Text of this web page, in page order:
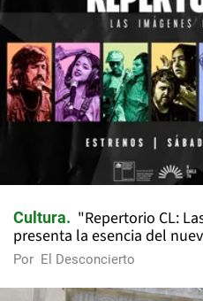
Cultura
"Repertorio CL:
presenta la esencia del
Por El Desconcierto